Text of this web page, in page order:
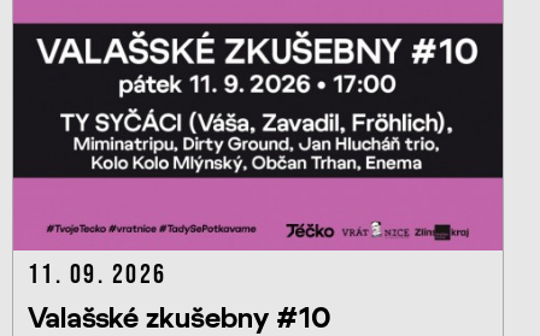
11. 09. 2026
Valašské zkušebny #10